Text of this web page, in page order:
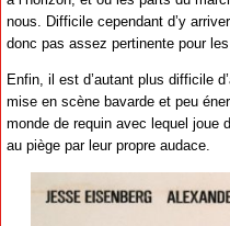
nous. Difficile cependant d’y
donc pas assez pertinente pour
Enfin, il est d’autant plus difficile
mise en scène bavarde et peu
monde de requin avec lequel joue
au piège par leur propre audace.